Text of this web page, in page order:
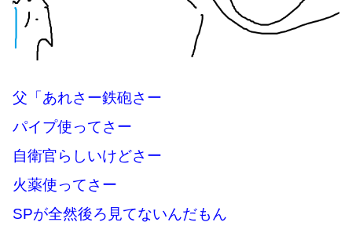
父「あれさー鉄砲さー
パイプ使ってさー
自衛官らしいけどさー
火薬使ってさー
SPが全然後ろ見てないんだもん